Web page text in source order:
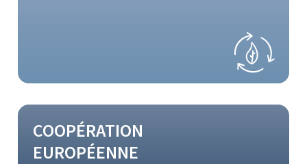
COOPÉRATION
EUROPÉENNE